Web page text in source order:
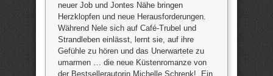
neuer Job und Jontes Nähe bringen
Herzklopfen und neue Herausforderungen.
Während Nele sich auf Café-Trubel und
Strandleben einlässt, lernt sie, auf ihre
Gefühle zu hören und das Unerwartete zu
umarmen … die neue Küstenromanze von
der Bestsellerautorin Michelle Schrenk! „Ein